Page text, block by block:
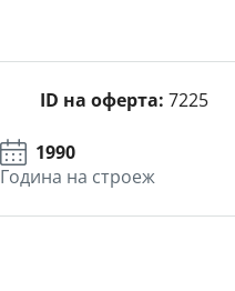
ID на оферта: 7225
1990
Година на строеж